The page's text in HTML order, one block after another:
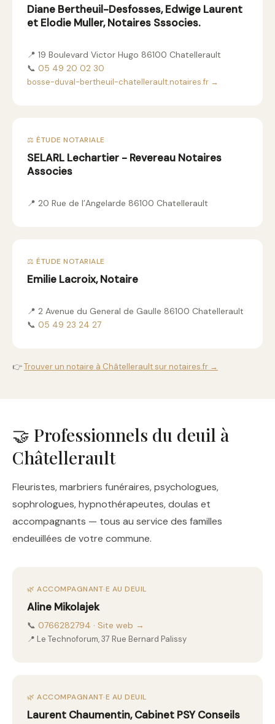
Diane Bertheuil-Desfosses, Edwige Laurent
et Elodie Muller, Notaires Sssocies.
📍 19 Boulevard Victor Hugo 86100 Chatellerault
📞 05 49 20 02 30
bosse-duval-bertheuil-chatellerault.notaires.fr →
⚖️ ÉTUDE NOTARIALE
SELARL Lechartier - Revereau Notaires
Associes
📍 20 Rue de l’Angelarde 86100 Chatellerault
⚖️ ÉTUDE NOTARIALE
Emilie Lacroix, Notaire
📍 2 Avenue du General de Gaulle 86100 Chatellerault
📞 05 49 23 24 27
👉Trouver un notaire à Châtellerault sur notaires.fr →
🤝 Professionnels du deuil à
Châtellerault
Fleuristes, marbriers funéraires, psychologues,
sophrologues, hypnothérapeutes, doulas et
accompagnants — tous au service des familles
endeuillées de votre commune.
🌿 ACCOMPAGNANT·E AU DEUIL
Aline Mikolajek
📞 0766282794 · Site web →
📍 Le Technoforum, 37 Rue Bernard Palissy
🌿 ACCOMPAGNANT·E AU DEUIL
Laurent Chaumentin, Cabinet PSY Conseils